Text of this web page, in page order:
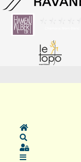
Home
Sign In